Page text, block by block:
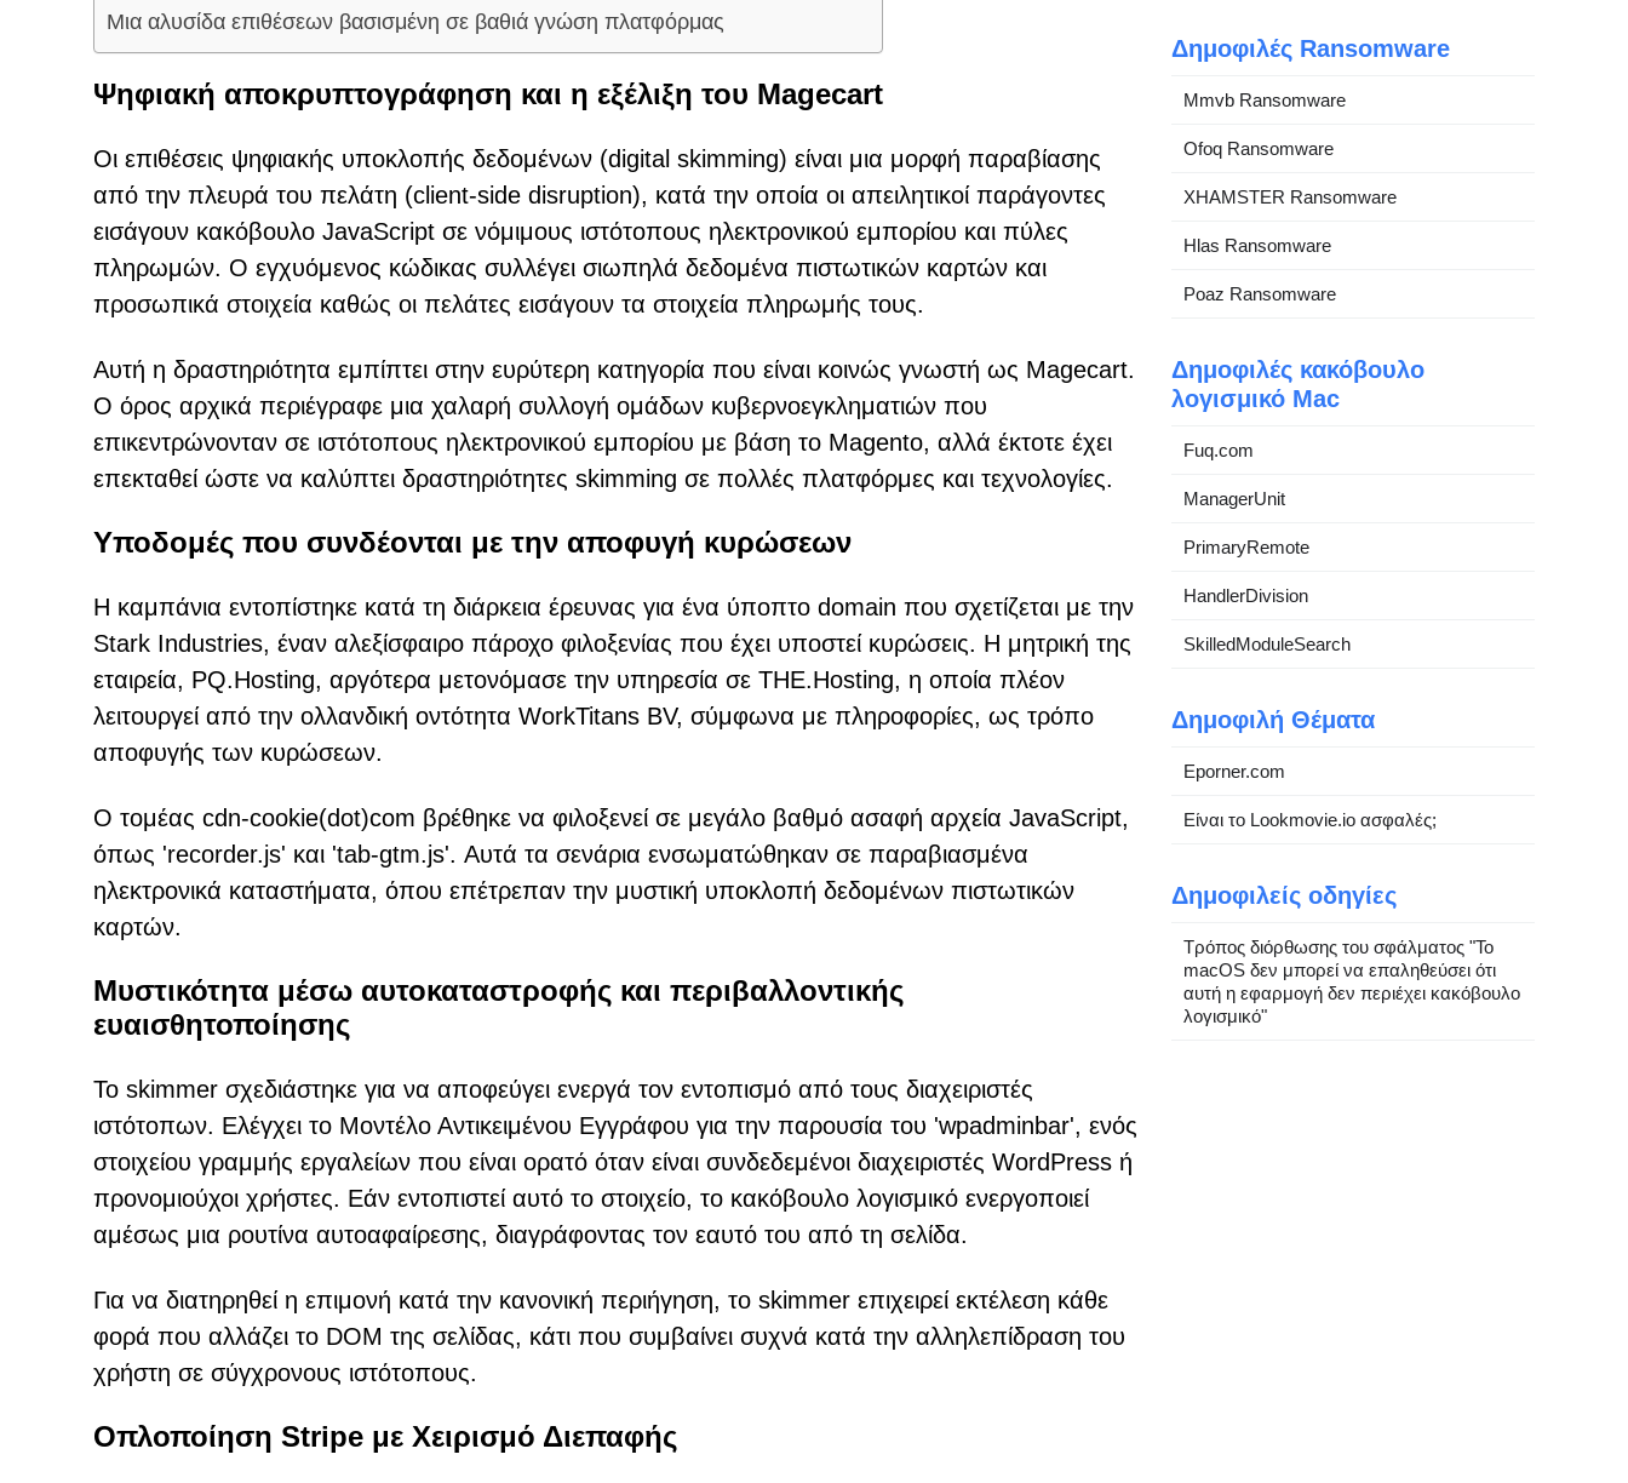
Μια αλυσίδα επιθέσεων βασισμένη σε βαθιά γνώση πλατφόρμας
Ψηφιακή αποκρυπτογράφηση και η εξέλιξη του Magecart
Οι επιθέσεις ψηφιακής υποκλοπής δεδομένων (digital skimming) είναι μια μορφή παραβίασης
από την πλευρά του πελάτη (client-side disruption), κατά την οποία οι απειλητικοί παράγοντες
εισάγουν κακόβουλο JavaScript σε νόμιμους ιστότοπους ηλεκτρονικού εμπορίου και πύλες
πληρωμών. Ο εγχυόμενος κώδικας συλλέγει σιωπηλά δεδομένα πιστωτικών καρτών και
προσωπικά στοιχεία καθώς οι πελάτες εισάγουν τα στοιχεία πληρωμής τους.
Αυτή η δραστηριότητα εμπίπτει στην ευρύτερη κατηγορία που είναι κοινώς γνωστή ως Magecart.
Ο όρος αρχικά περιέγραφε μια χαλαρή συλλογή ομάδων κυβερνοεγκληματιών που
επικεντρώνονταν σε ιστότοπους ηλεκτρονικού εμπορίου με βάση το Magento, αλλά έκτοτε έχει
επεκταθεί ώστε να καλύπτει δραστηριότητες skimming σε πολλές πλατφόρμες και τεχνολογίες.
Υποδομές που συνδέονται με την αποφυγή κυρώσεων
Η καμπάνια εντοπίστηκε κατά τη διάρκεια έρευνας για ένα ύποπτο domain που σχετίζεται με την
Stark Industries, έναν αλεξίσφαιρο πάροχο φιλοξενίας που έχει υποστεί κυρώσεις. Η μητρική της
εταιρεία, PQ.Hosting, αργότερα μετονόμασε την υπηρεσία σε THE.Hosting, η οποία πλέον
λειτουργεί από την ολλανδική οντότητα WorkTitans BV, σύμφωνα με πληροφορίες, ως τρόπο
αποφυγής των κυρώσεων.
Ο τομέας cdn-cookie(dot)com βρέθηκε να φιλοξενεί σε μεγάλο βαθμό ασαφή αρχεία JavaScript,
όπως 'recorder.js' και 'tab-gtm.js'. Αυτά τα σενάρια ενσωματώθηκαν σε παραβιασμένα
ηλεκτρονικά καταστήματα, όπου επέτρεπαν την μυστική υποκλοπή δεδομένων πιστωτικών
καρτών.
Μυστικότητα μέσω αυτοκαταστροφής και περιβαλλοντικής
ευαισθητοποίησης
Το skimmer σχεδιάστηκε για να αποφεύγει ενεργά τον εντοπισμό από τους διαχειριστές
ιστότοπων. Ελέγχει το Μοντέλο Αντικειμένου Εγγράφου για την παρουσία του 'wpadminbar', ενός
στοιχείου γραμμής εργαλείων που είναι ορατό όταν είναι συνδεδεμένοι διαχειριστές WordPress ή
προνομιούχοι χρήστες. Εάν εντοπιστεί αυτό το στοιχείο, το κακόβουλο λογισμικό ενεργοποιεί
αμέσως μια ρουτίνα αυτοαφαίρεσης, διαγράφοντας τον εαυτό του από τη σελίδα.
Για να διατηρηθεί η επιμονή κατά την κανονική περιήγηση, το skimmer επιχειρεί εκτέλεση κάθε
φορά που αλλάζει το DOM της σελίδας, κάτι που συμβαίνει συχνά κατά την αλληλεπίδραση του
χρήστη σε σύγχρονους ιστότοπους.
Οπλοποίηση Stripe με Χειρισμό Διεπαφής
Δημοφιλές Ransomware
Mmvb Ransomware
Ofoq Ransomware
XHAMSTER Ransomware
Hlas Ransomware
Poaz Ransomware
Δημοφιλές κακόβουλο
λογισμικό Mac
Fuq.com
ManagerUnit
PrimaryRemote
HandlerDivision
SkilledModuleSearch
Δημοφιλή Θέματα
Eporner.com
Είναι το Lookmovie.io ασφαλές;
Δημοφιλείς οδηγίες
Τρόπος διόρθωσης του σφάλματος "Το
macOS δεν μπορεί να επαληθεύσει ότι
αυτή η εφαρμογή δεν περιέχει κακόβουλο
λογισμικό"